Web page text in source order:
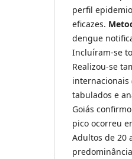
perfil
eficazes.
dengue
Incluíram-se
Realizou-se
internacionais
tabulados e
Goiás
pico ocorreu
Adultos de 20